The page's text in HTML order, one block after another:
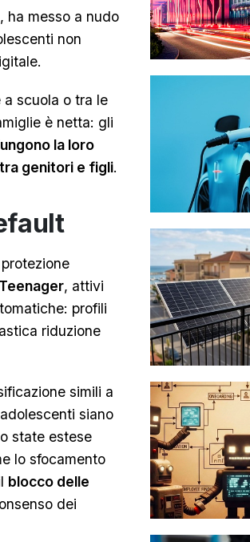
ha messo a nudo
non
a scuola o tra le
è netta: gli
la loro
genitori e figli.
, attivi
profili
riduzione
simili a
siano
state estese
lo sfocamento
blocco delle
dei